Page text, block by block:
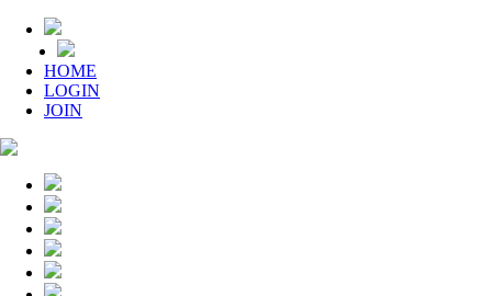
HOME
LOGIN
JOIN